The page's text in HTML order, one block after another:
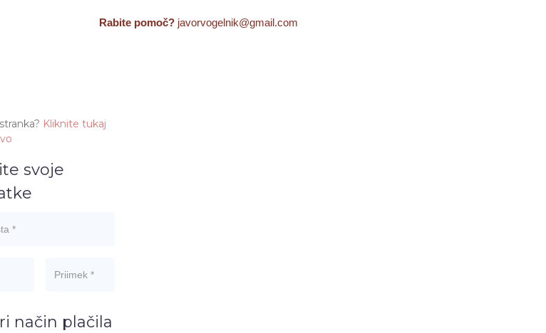
Rabite pomoč? javorvogelnik@gmail.com
Kliknite tukaj
svoje
*
Priimek*
način plačila